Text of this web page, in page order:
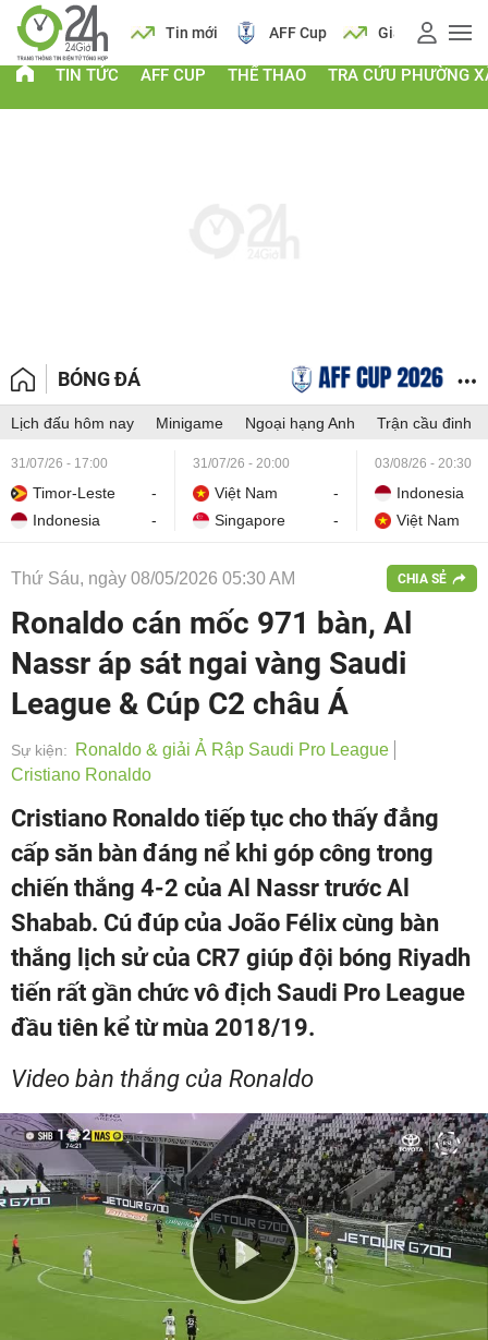
Lịch Tin mới AFF Cup Giá vàng
TIN TỨC AFF CUP THỂ THAO TRA CỨU PHƯỜNG
BÓNG ĐÁ
Lịch đấu hôm nay Minigame Ngoại hạng Anh Trận cầu đinh
31/07/26 - 17:00
Timor-Leste
-
Indonesia
-
31/07/26 - 20:00
Việt Nam
-
Singapore
-
03/08/26 - 20:30
Indonesia
Việt Nam
Thứ Sáu, ngày 08/05/2026 05:30 AM CHIA SẺ
Ronaldo cán mốc 971 bàn, Al
Nassr áp sát ngai vàng Saudi
League & Cúp C2 châu Á
Sự kiện:
Ronaldo & giải Ả Rập Saudi Pro League
Cristiano Ronaldo
Cristiano Ronaldo tiếp tục cho thấy đẳng
cấp săn bàn đáng nể khi góp công trong
chiến thắng 4-2 của Al Nassr trước Al
Shabab. Cú đúp của João Félix cùng bàn
thắng lịch sử của CR7 giúp đội bóng Riyadh
tiến rất gần chức vô địch Saudi Pro League
đầu tiên kể từ mùa 2018/19.
Video bàn thắng của Ronaldo
Play